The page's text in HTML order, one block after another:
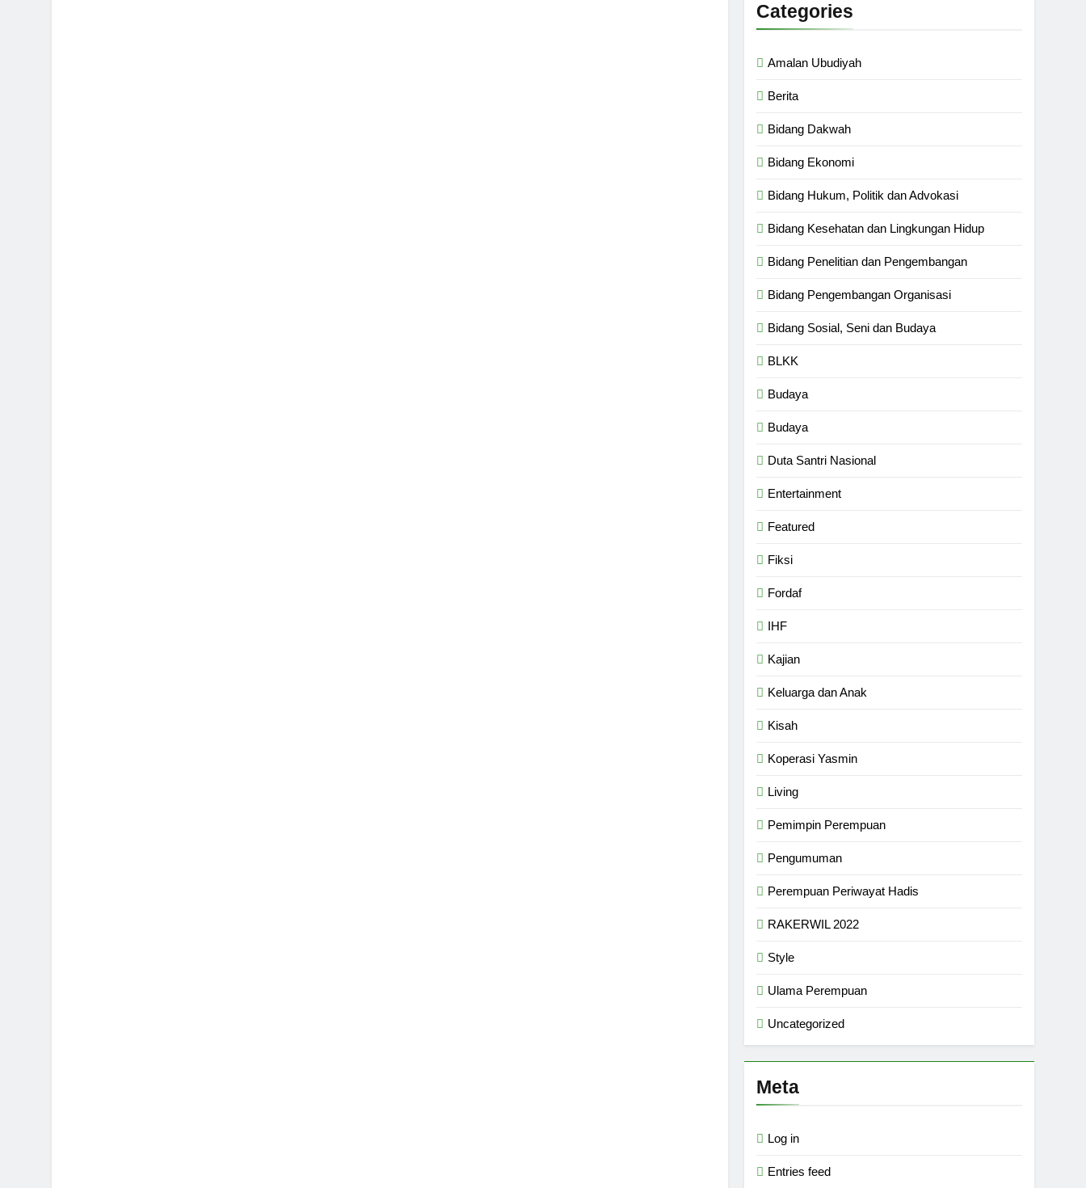
Categories
Amalan Ubudiyah
Berita
Bidang Dakwah
Bidang Ekonomi
Bidang Hukum, Politik dan Advokasi
Bidang Kesehatan dan Lingkungan Hidup
Bidang Penelitian dan Pengembangan
Bidang Pengembangan Organisasi
Bidang Sosial, Seni dan Budaya
BLKK
Budaya
Budaya
Duta Santri Nasional
Entertainment
Featured
Fiksi
Fordaf
IHF
Kajian
Keluarga dan Anak
Kisah
Koperasi Yasmin
Living
Pemimpin Perempuan
Pengumuman
Perempuan Periwayat Hadis
RAKERWIL 2022
Style
Ulama Perempuan
Uncategorized
Meta
Log in
Entries feed